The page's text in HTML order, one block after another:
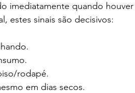
imediatamente quando houver
estes sinais são decisivos:
rodapé.
em dias secos.